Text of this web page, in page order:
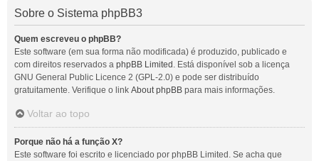
Sobre o Sistema phpBB3
Quem escreveu o phpBB?
Este software (em sua forma não modificada) é produzido, publicado e
com direitos reservados a phpBB Limited . Está disponível sob a licença
GNU General Public Licence 2 (GPL-2.0) e pode ser distribuído
gratuitamente. Verifique o link About phpBB para mais informações.
Voltar ao topo
Porque não há a função X?
Este software foi escrito e licenciado por phpBB Limited. Se acha que